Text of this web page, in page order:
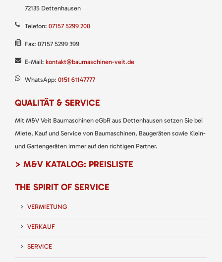
72135 Dettenhausen
Telefon: 07157 5299 200
Fax: 07157 5299 399
E-Mail: kontakt@baumaschinen-veit.de
WhatsApp: 0151 61147777
QUALITÄT & SERVICE
Mit M&V Veit Baumaschinen eGbR aus Dettenhausen setzen Sie bei
Miete, Kauf und Service von Baumaschinen, Baugeräten sowie Klein-
und Gartengeräten immer auf den richtigen Partner.
> M&V KATALOG: PREISLISTE
THE SPIRIT OF SERVICE
VERMIETUNG
VERKAUF
SERVICE